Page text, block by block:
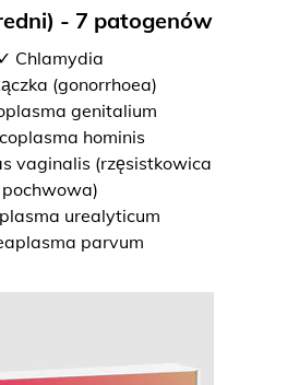
- 7 patogenów
✓ Chlamydia
(gonorrhoea)
genitalium
hominis
vaginalis (rzęsistkowica
pochwowa)
urealyticum
parvum